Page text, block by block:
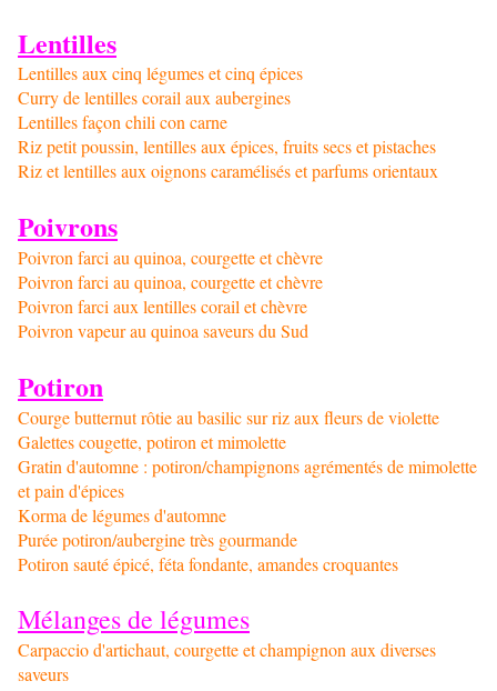
Lentilles
Lentilles aux cinq légumes et cinq épices
Curry de lentilles corail aux aubergines
Lentilles façon chili con carne
Riz petit poussin, lentilles aux épices, fruits secs et pistaches
Riz et lentilles aux oignons caramélisés et parfums orientaux
Poivrons
Poivron farci au quinoa, courgette et chèvre
Poivron farci au quinoa, courgette et chèvre
Poivron farci aux lentilles corail et chèvre
Poivron vapeur au quinoa saveurs du Sud
Potiron
Courge butternut rôtie au basilic sur riz aux fleurs de violette
Galettes cougette, potiron et mimolette
Gratin d'automne : potiron/champignons agrémentés de mimolette
et pain d'épices
Korma de légumes d'automne
Purée potiron/aubergine très gourmande
Potiron sauté épicé, féta fondante, amandes croquantes
Mélanges de légumes
Carpaccio d'artichaut, courgette et champignon aux diverses
saveurs